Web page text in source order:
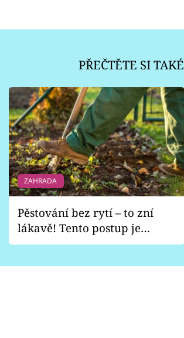
PŘEČTĚTE SI TAKÉ
ZAHRADA
Pěstování bez rytí – to zní
lákavě! Tento postup je
vhodný jen pro některé